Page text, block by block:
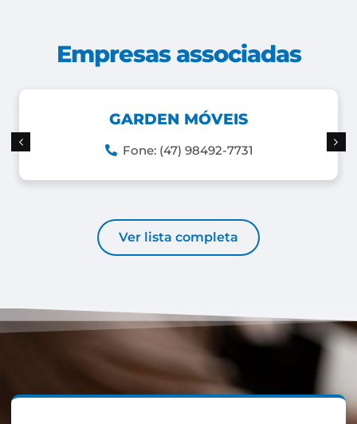
Empresas associadas
GARDEN MÓVEIS
Fone: (47) 98492-7731
Ver lista completa